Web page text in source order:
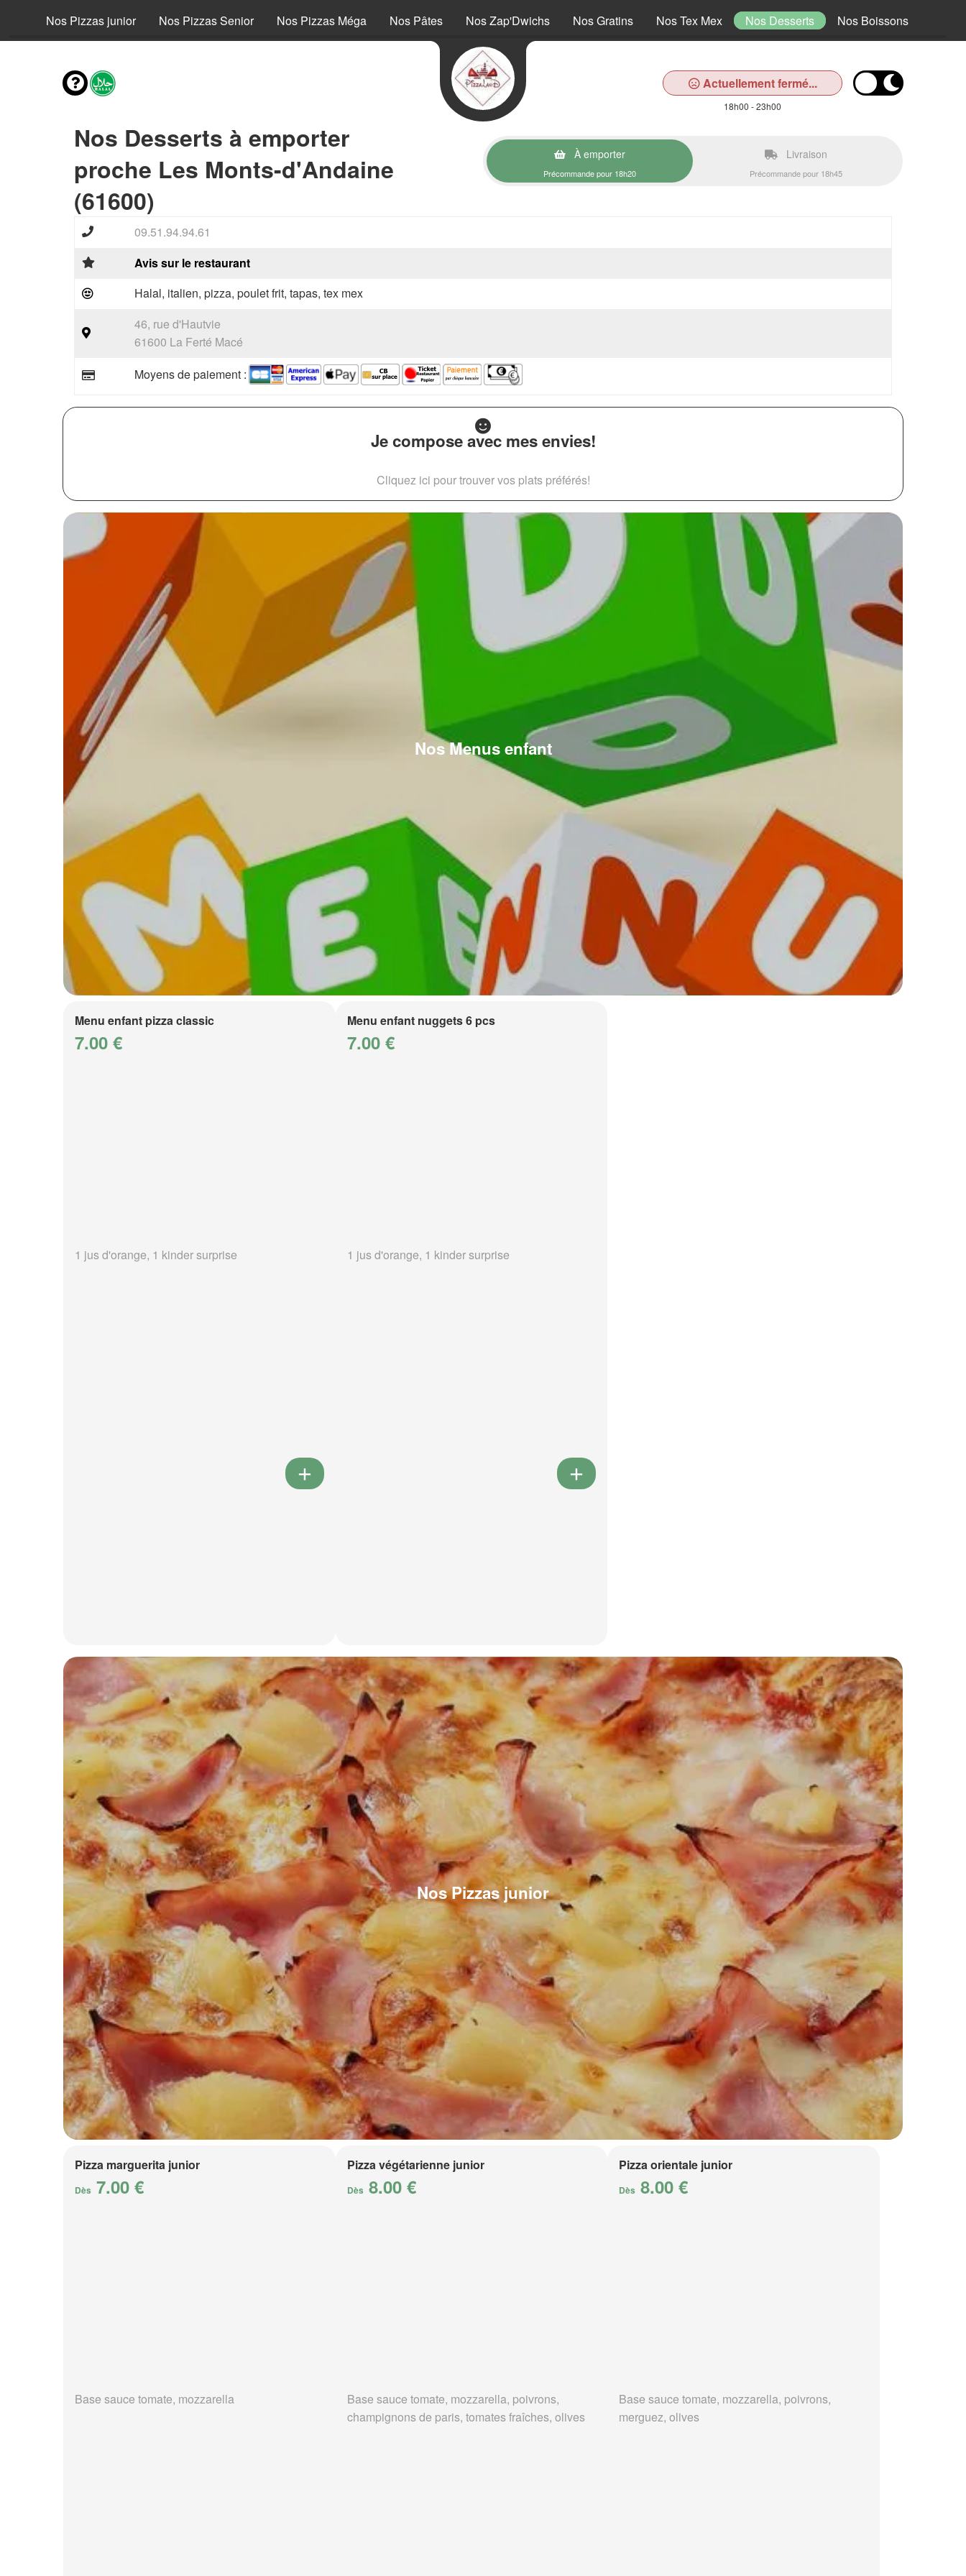
Nos Pizzas junior Nos Pizzas Senior Nos Pizzas Méga Nos Pâtes Nos Zap'Dwichs Nos Gratins Nos Tex Mex Nos Desserts Nos Boissons
Actuellement fermé...
18h00 - 23h00
Nos Desserts à emporter
proche Les Monts-d'Andaine
(61600)
À emporter
Précommande pour 18h20
Livraison
Précommande pour 18h45
09.51.94.94.61
Avis sur le restaurant
Halal, italien, pizza, poulet frit, tapas, tex mex
46, rue d'Hautvie
61600 La Ferté Macé
Moyens de paiement :
Je compose avec mes envies!
Cliquez ici pour trouver vos plats préférés!
Nos Menus enfant
Menu enfant pizza classic
7.00 €
1 jus d'orange, 1 kinder surprise
Menu enfant nuggets 6 pcs
7.00 €
1 jus d'orange, 1 kinder surprise
Nos Pizzas junior
Pizza marguerita junior
Dès 7.00 €
Base sauce tomate, mozzarella
Pizza végétarienne junior
Dès 8.00 €
Base sauce tomate, mozzarella, poivrons,
champignons de paris, tomates fraîches, olives
Pizza orientale junior
Dès 8.00 €
Base sauce tomate, mozzarella, poivrons,
merguez, olives